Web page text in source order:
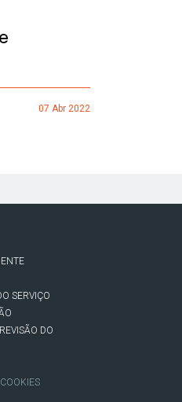
07 Abr 2022
SERVIÇO
DO